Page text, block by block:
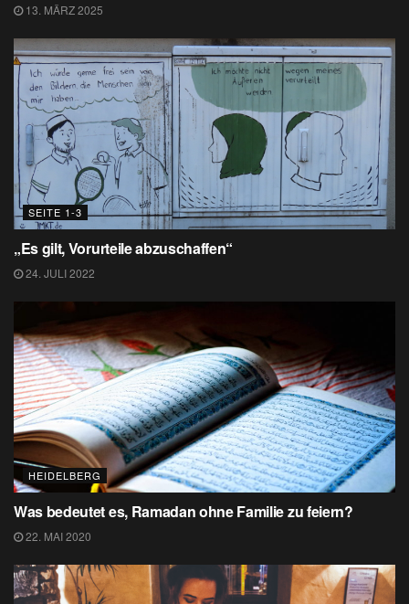
13. MÄRZ 2025
SEITE 1-3
„Es gilt, Vorurteile abzuschaffen“
24. JULI 2022
HEIDELBERG
Was bedeutet es, Ramadan ohne Familie zu feiern?
22. MAI 2020